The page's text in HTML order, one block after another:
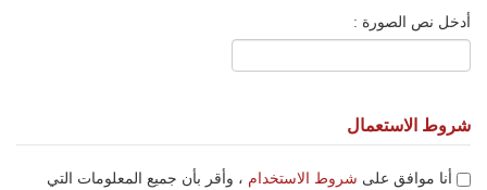
أدخل نص الصورة :
شروط الاستعمال
شروط الاستخدام ، وأقر بأن جميع المعلومات التي